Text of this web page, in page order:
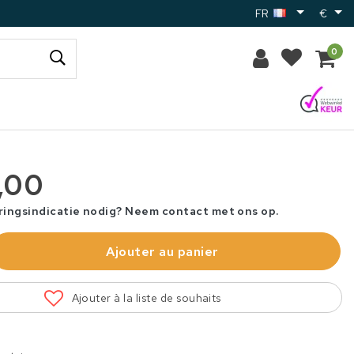
FR €
0
nodig? Neem contact met ons op.
Ajouter au panier
Ajouter à la liste de souhaits